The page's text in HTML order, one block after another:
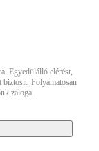
Egyedülálló elérést,
biztosít. Folyamatosan
záloga.